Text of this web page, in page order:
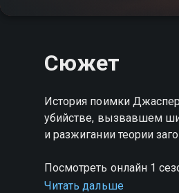
Сюжет
История поимки
убийстве, вызвавшем
и разжигании теории
Посмотреть онлайн 1
качестве на Смотрёшке
Читать дальше